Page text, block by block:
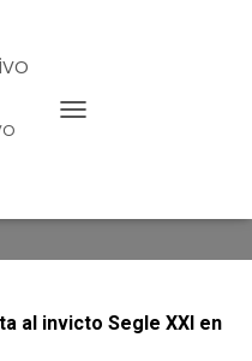
Segle XXI
al invicto Segle XXI en